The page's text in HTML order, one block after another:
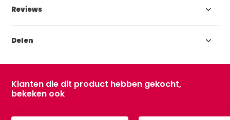
Reviews
Delen
Klanten die dit product hebben gekocht,
bekeken ook